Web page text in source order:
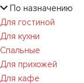
По назначению
Для гостиной
Для кухни
Спальные
Для прихожей
Для кафе